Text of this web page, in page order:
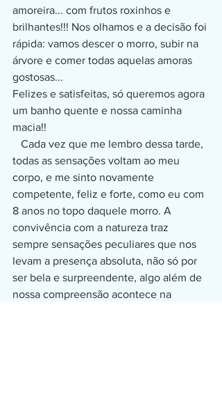
amoreira... com frutos roxinhos e
brilhantes!!! Nos olhamos e a decisão foi
rápida: vamos descer o morro, subir na
árvore e comer todas aquelas amoras
gostosas...
Felizes e satisfeitas, só queremos agora
um banho quente e nossa caminha
macia!!
todas as sensações voltam ao meu
corpo, e me sinto novamente
competente, feliz e forte, como eu com
8 anos no topo daquele morro. A
convivência com a natureza traz
sempre sensações peculiares que nos
levam a presença absoluta, não só por
ser bela e surpreendente, algo além de
nossa compreensão acontece na